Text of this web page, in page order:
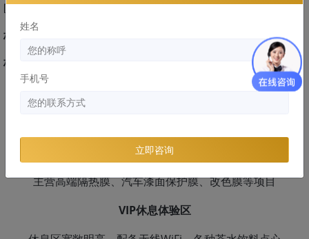
区龙腾二路2号2楼
极氪001施工YEECAR隐形车衣G5过程：
极氪001装贴YEECAR隐形车衣G5
，以“让每位车主都能享受科技带来的驾乘乐趣”为愿
景，立足国内车主的用车环境和使用需求，专注高性价比、高
YEECAR龙岗旗舰店
主营高端隔热膜、汽车漆面保护膜、改色膜等项目
VIP休息体验区
姓名
手机号
立即咨询